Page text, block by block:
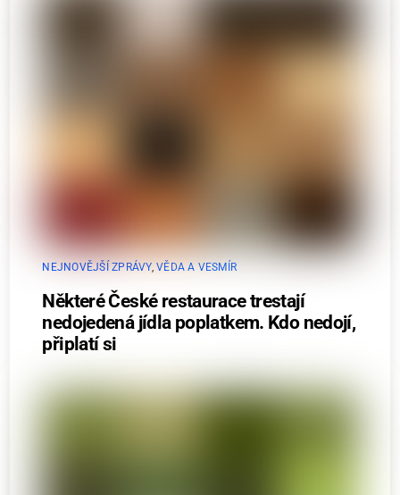
NEJNOVĚJŠÍ ZPRÁVY,VĚDA A VESMÍR
Některé České restaurace trestají
nedojedená jídla poplatkem. Kdo nedojí,
připlatí si